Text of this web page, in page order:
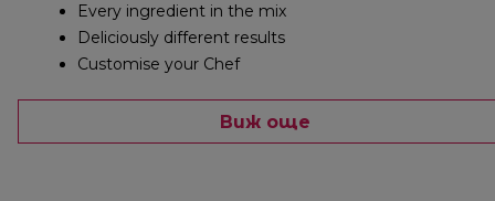
Every ingredient in the mix
Deliciously different results
Customise your Chef
Виж още